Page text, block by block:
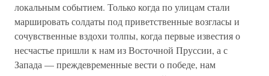
локальным событием. Только когда по улицам стали
маршировать солдаты под приветственные возгласы и
сочувственные вздохи толпы, когда первые известия о
несчастье пришли к нам из Восточной Пруссии, а с
Запада — преждевременные вести о победе, нам